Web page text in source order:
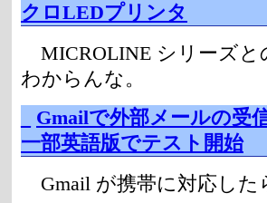
クロLEDプリンタ
MICROLINE シリーズと
わからんな。
Gmailで外部メールの受
一部英語版でテスト開始
Gmail が携帯に対応した